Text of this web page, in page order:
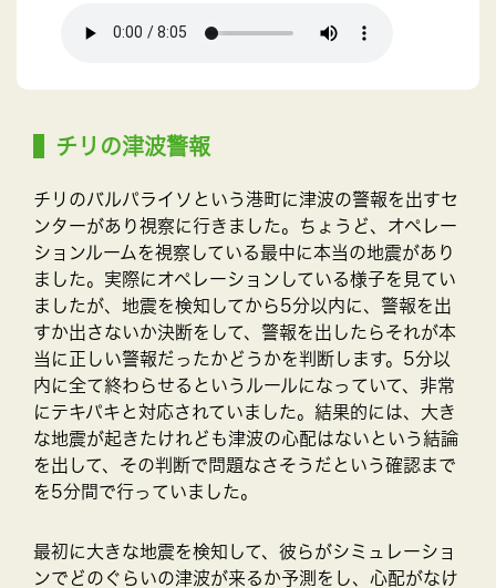
チリの津波警報
チリのバルパライソという港町に津波の警報を出すセ
ンターがあり視察に行きました。ちょうど、オペレー
ションルームを視察している最中に本当の地震があり
ました。実際にオペレーションしている様子を見てい
ましたが、地震を検知してから5分以内に、警報を出
すか出さないか決断をして、警報を出したらそれが本
当に正しい警報だったかどうかを判断します。5分以
内に全て終わらせるというルールになっていて、非常
にテキパキと対応されていました。結果的には、大き
な地震が起きたけれども津波の心配はないという結論
を出して、その判断で問題なさそうだという確認まで
を5分間で行っていました。
最初に大きな地震を検知して、彼らがシミュレーショ
ンでどのぐらいの津波が来るか予測をし、心配がなけ